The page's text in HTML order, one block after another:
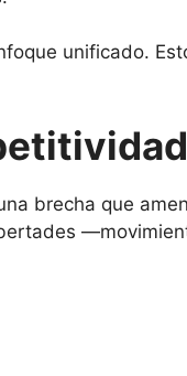
unificado.
brecha que